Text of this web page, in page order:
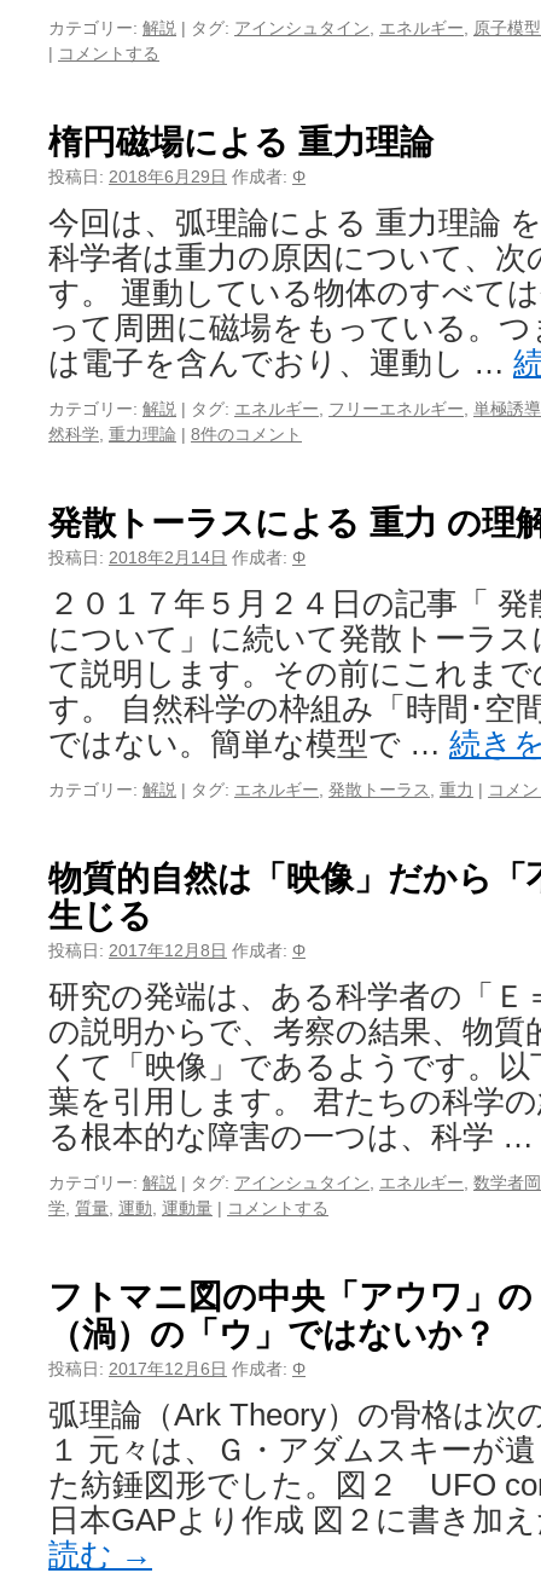
カテゴリー: 解説 | タグ: アインシュタイン エネルギー
原子模型
| コメントする
楕円磁場による 重力理論
投稿日: 2018年6月29日 作成者: Φ
今回は、弧理論による 重力理論
科学者は重力の原因について、
す。 運動している物体のすべて
って周囲に磁場をもっている。
は電子を含んでおり、運動し …
カテゴリー: 解説 | タグ: エネルギー フリーエネルギー 単極誘導
然科学 重力理論 | 8件のコメント
発散トーラスによる 重力 の理
投稿日: 2018年2月14日 作成者: Φ
２０１７年５月２４日の記事「
について」に続いて発散トーラ
て説明します。その前にこれま
す。 自然科学の枠組み「時間･空
ではない。簡単な模型で … 続き
カテゴリー: 解説 | タグ: エネルギー 発散トーラス 重力 | コメ
物質的自然は「映像」だから「
生じる
投稿日: 2017年12月8日 作成者: Φ
研究の発端は、ある科学者の「Ｅ
の説明からで、考察の結果、物質
くて「映像」であるようです。
葉を引用します。 君たちの科学
る根本的な障害の一つは、科学 …
カテゴリー: 解説 | タグ: アインシュタイン エネルギー 数学者
学 質量 運動 運動量 | コメントする
フトマニ図の中央「アウワ」
（渦）の「ウ」ではないか？
投稿日: 2017年12月6日 作成者: Φ
弧理論（Ark Theory）の骨格は次
１ 元々は、Ｇ・アダムスキーが
た紡錘図形でした。図２ UFO
日本GAPより作成 図２に書き加
読む →